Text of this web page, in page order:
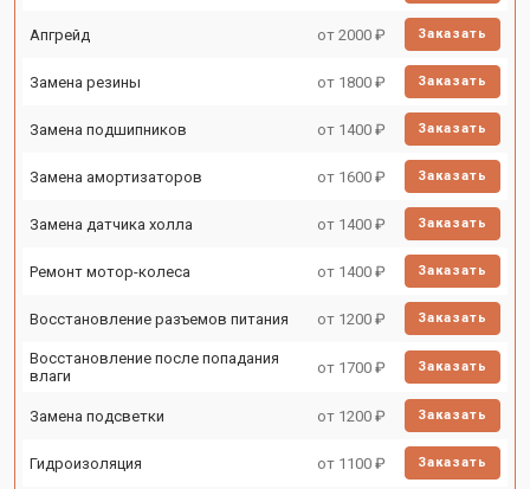
Апгрейд от 2000 ₽ Заказать
Замена резины от 1800 ₽ Заказать
Замена подшипников от 1400 ₽ Заказать
Замена амортизаторов от 1600 ₽ Заказать
Замена датчика холла от 1400 ₽ Заказать
Ремонт мотор-колеса от 1400 ₽ Заказать
Восстановление разъемов питания от 1200 ₽ Заказать
Восстановление после попадания
влаги
от 1700 ₽ Заказать
Замена подсветки от 1200 ₽ Заказать
Гидроизоляция от 1100 ₽ Заказать